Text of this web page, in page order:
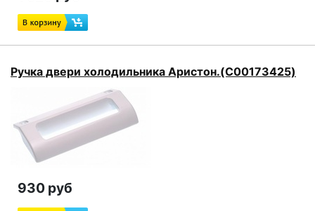
Ручка двери холодильника Аристон.(C00173425)
930 руб